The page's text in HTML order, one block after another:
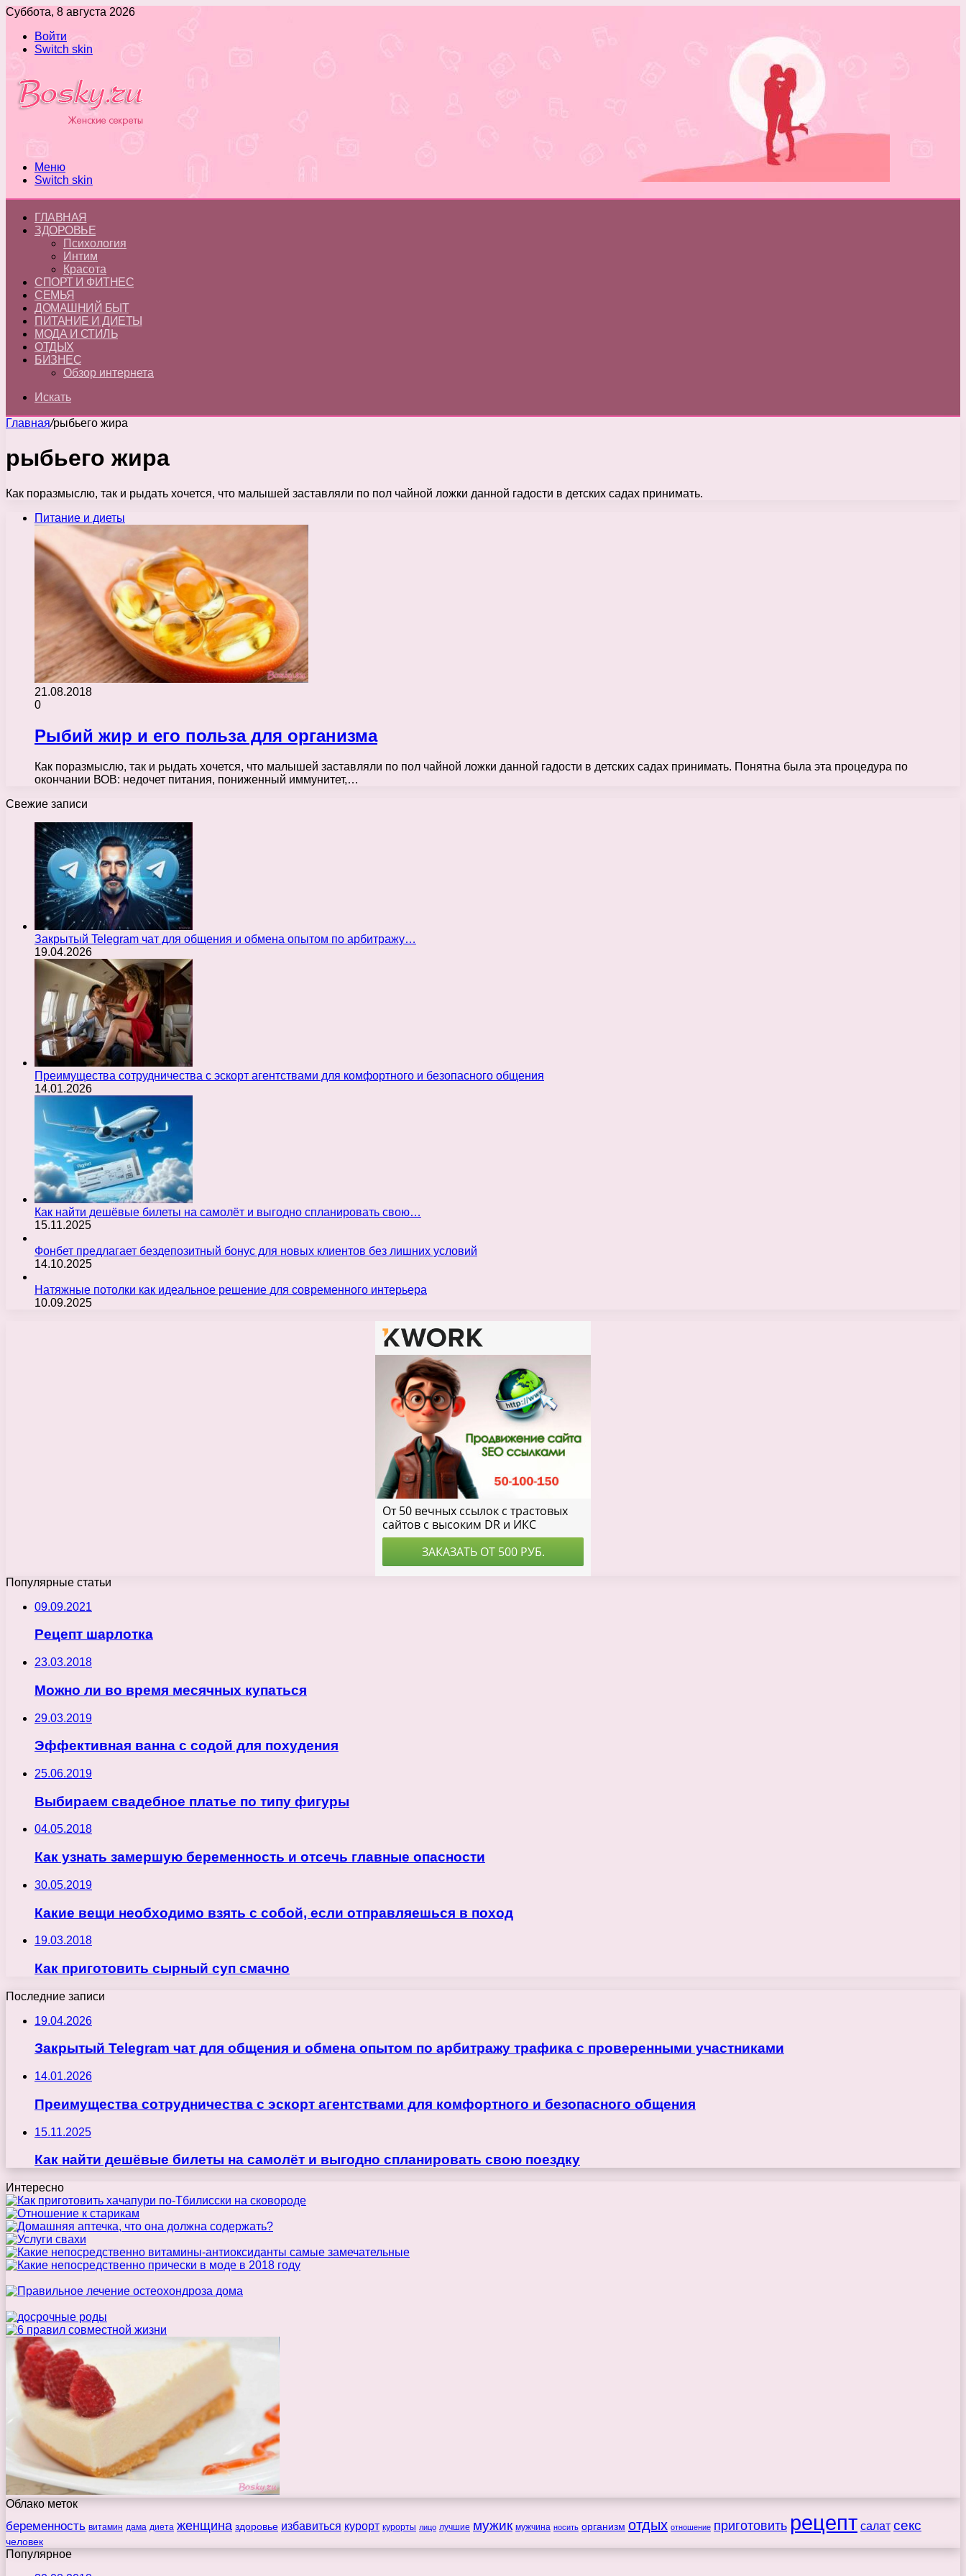
Суббота, 8 августа 2026
Войти
Switch skin
Меню
Switch skin
ГЛАВНАЯ
ЗДОРОВЬЕ
Психология
Интим
Красота
СПОРТ И ФИТНЕС
СЕМЬЯ
ДОМАШНИЙ БЫТ
ПИТАНИЕ И ДИЕТЫ
МОДА И СТИЛЬ
ОТДЫХ
БИЗНЕС
Обзор интернета
Искать
Главная/рыбьего жира
рыбьего жира
Как поразмыслю, так и рыдать хочется, что малышей заставляли по пол чайной ложки данной гадости в детских садах принимать.
Питание и диеты
21.08.2018
0
Рыбий жир и его польза для организма
Как поразмыслю, так и рыдать хочется, что малышей заставляли по пол чайной ложки данной гадости в детских садах принимать. Понятна была эта процедура по
окончании ВОВ: недочет питания, пониженный иммунитет,…
Свежие записи
Закрытый Telegram чат для общения и обмена опытом по арбитражу…
19.04.2026
Преимущества сотрудничества с эскорт агентствами для комфортного и безопасного общения
14.01.2026
Как найти дешёвые билеты на самолёт и выгодно спланировать свою…
15.11.2025
Фонбет предлагает бездепозитный бонус для новых клиентов без лишних условий
14.10.2025
Натяжные потолки как идеальное решение для современного интерьера
10.09.2025
Популярные статьи
09.09.2021
Рецепт шарлотка
23.03.2018
Можно ли во время месячных купаться
29.03.2019
Эффективная ванна с содой для похудения
25.06.2019
Выбираем свадебное платье по типу фигуры
04.05.2018
Как узнать замершую беременность и отсечь главные опасности
30.05.2019
Какие вещи необходимо взять с собой, если отправляешься в поход
19.03.2018
Как приготовить сырный суп смачно
Последние записи
19.04.2026
Закрытый Telegram чат для общения и обмена опытом по арбитражу трафика с проверенными участниками
14.01.2026
Преимущества сотрудничества с эскорт агентствами для комфортного и безопасного общения
15.11.2025
Как найти дешёвые билеты на самолёт и выгодно спланировать свою поездку
Интересно
Облако меток
беременность витамин дама диета женщина здоровье избавиться курорт курорты лицо лучшие мужик мужчина носить организм отдых отношение приготовить рецепт салат секс
человек
Популярное